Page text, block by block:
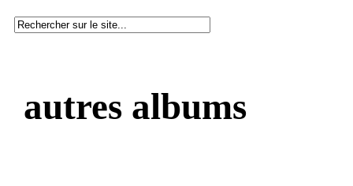
autres albums